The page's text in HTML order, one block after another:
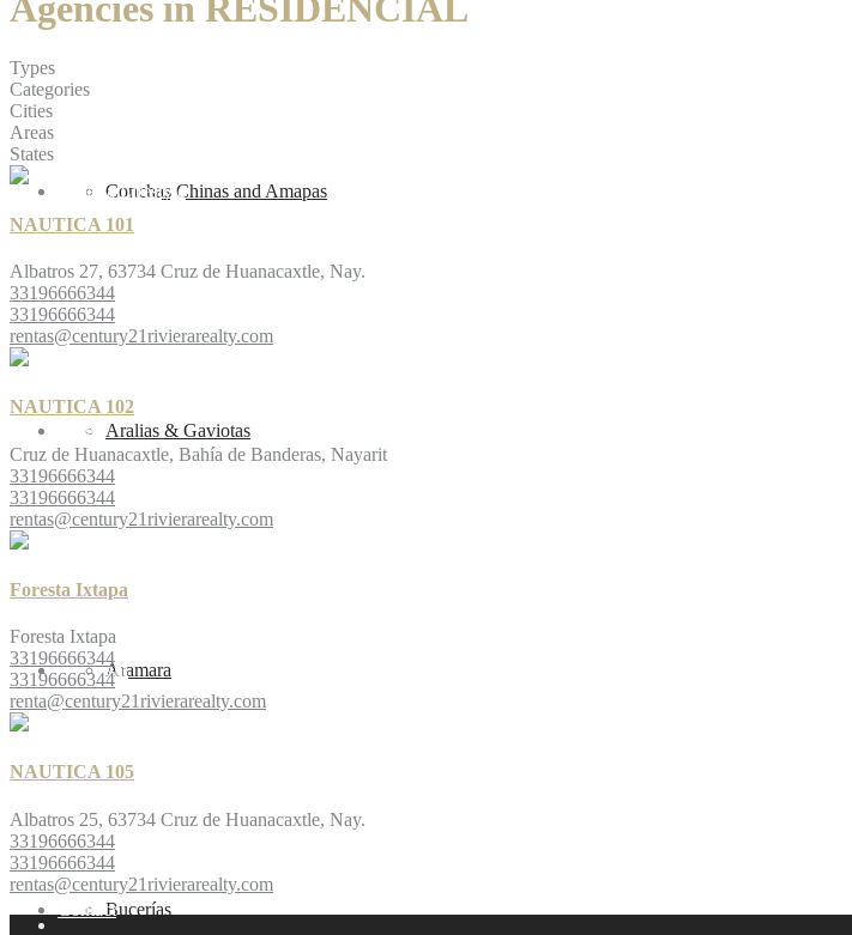
Conchas Chinas and Amapas
Aralias & Gaviotas
Aramara
Bucerías
Vallarta Lifestyle
Blog
Our team
Contact
Types
Categories
Cities
Areas
States
NAUTICA 101
Albatros 27, 63734 Cruz de Huanacaxtle, Nay.
33196666344
33196666344
rentas@century21rivierarealty.com
NAUTICA 102
Cruz de Huanacaxtle, Bahía de Banderas, Nayarit
33196666344
33196666344
rentas@century21rivierarealty.com
Foresta Ixtapa
Foresta Ixtapa
33196666344
33196666344
renta@century21rivierarealty.com
NAUTICA 105
Albatros 25, 63734 Cruz de Huanacaxtle, Nay.
33196666344
33196666344
rentas@century21rivierarealty.com